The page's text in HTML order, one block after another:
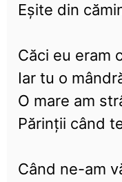
Eșite din
Căci eu eram
Iar tu o
O mare am
Părinții când
Când ne-am